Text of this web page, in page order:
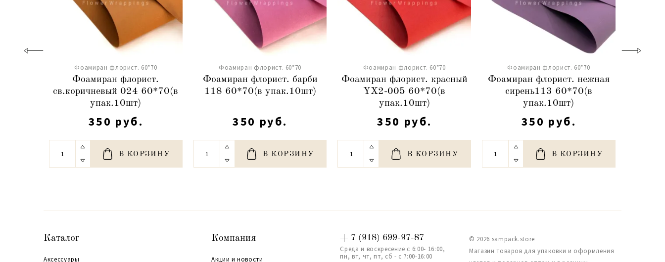
Фоамиран флорист. 60*70
Фоамиран флорист.
св.коричневый 024 60*70(в
упак.10шт)
350 руб.
В КОРЗИНУ
Фоамиран флорист. 60*70
Фоамиран флорист. барби
118 60*70(в упак.10шт)
350 руб.
В КОРЗИНУ
Фоамиран флорист. 60*70
Фоамиран флорист. красный
YX2-005 60*70(в
упак.10шт)
350 руб.
В КОРЗИНУ
Фоамиран флорист. 60*70
Фоамиран флорист. нежная
сирень113 60*70(в
упак.10шт)
350 руб.
В КОРЗИНУ
Каталог
Аксессуары
Компания
Акции и новости
+ 7 (918) 699-97-87
Среда и воскресение с 6:00- 16:00,
пн, вт, чт, пт, сб - с 7:00-16:00
© 2026 sampack.store
Магазин товаров для упаковки и оформления